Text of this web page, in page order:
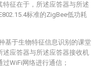
征在于，所述应答器与所述
标准的ZigBee低功耗
基于生物特征信息识别的课堂
述应答器与所述应答器接收机
WiFi网络进行通信；